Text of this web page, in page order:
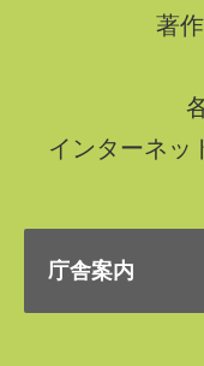
著
インターネッ
庁舎案内